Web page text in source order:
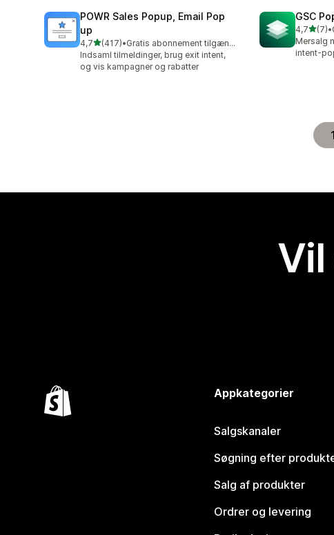
POWR Sales Popup, Email Pop
up
4,7ud af 5 stjerner
(417)
417 anmeldelser i alt
•
Gratis abonnement tilgængeligt
Indsaml tilmeldinger, brug exit intent,
og vis kampagner og rabatter
GSC
4,7ud af
(7)
7 •
Mersalg
intent-
1
Appkategorier
Salgskanaler
Søgning efter
Salg af produkter
Ordrer og levering